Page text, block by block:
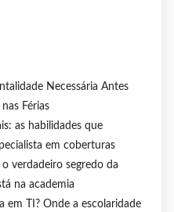
Necessária Antes
Férias
as habilidades que
em coberturas
verdadeiro segredo da
na academia
em TI? Onde a escolaridade